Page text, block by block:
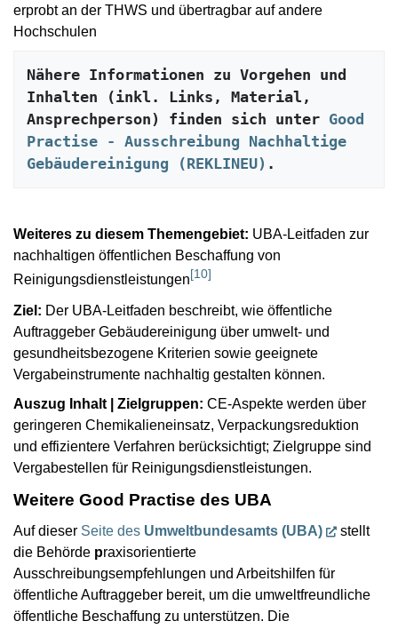
erprobt an der THWS und übertragbar auf andere
Hochschulen
Nähere Informationen zu Vorgehen und
Inhalten (inkl. Links, Material,
Ansprechperson) finden sich unter Good
Practise - Ausschreibung Nachhaltige
Gebäudereinigung (REKLINEU) .
Weiteres zu diesem Themengebiet: UBA-Leitfaden zur
nachhaltigen öffentlichen Beschaffung von
Reinigungsdienstleistungen[10]
Ziel: Der UBA-Leitfaden beschreibt, wie öffentliche
Auftraggeber Gebäudereinigung über umwelt- und
gesundheitsbezogene Kriterien sowie geeignete
Vergabeinstrumente nachhaltig gestalten können.
Auszug Inhalt | Zielgruppen: CE-Aspekte werden über
geringeren Chemikalieneinsatz, Verpackungsreduktion
und effizientere Verfahren berücksichtigt; Zielgruppe sind
Vergabestellen für Reinigungsdienstleistungen.
Weitere Good Practise des UBA
Auf dieser Seite des Umweltbundesamts (UBA)
stellt
die Behörde praxisorientierte
Ausschreibungsempfehlungen und Arbeitshilfen für
öffentliche Auftraggeber bereit, um die umweltfreundliche
öffentliche Beschaffung zu unterstützen. Die